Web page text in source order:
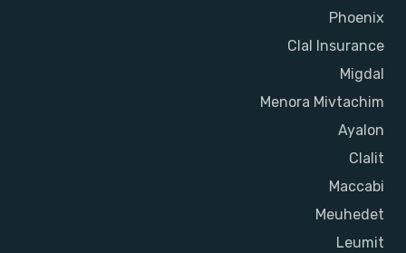
Phoenix
Clal Insurance
Migdal
Menora Mivtachim
Ayalon
Clalit
Maccabi
Meuhedet
Leumit